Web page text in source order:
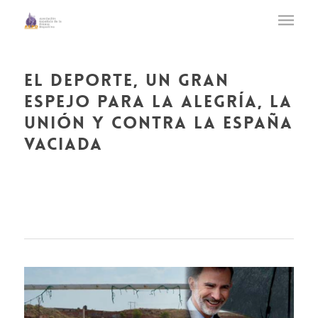
el deporte, un gran
espejo para la alegría, la
unión y contra la españa
vaciada